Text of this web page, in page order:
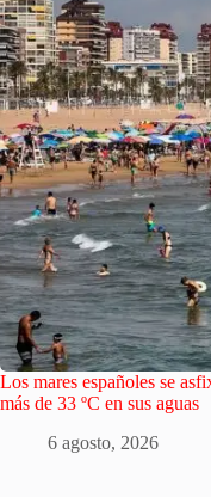
Los mares españoles se
más de 33 ºC en sus aguas
6 agosto, 2026